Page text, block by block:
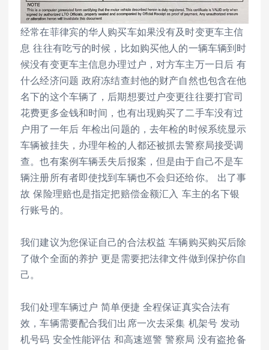
经常在菲律宾的华人购买车如果没有及时变更车主信
息 往往有吃亏的时候，比如购买他人的一辆车辆到时
候没有变更车主信息办理过户，对方车主万一日后 有
什么经济问题 政府冻结查封他的财产自然也包含在他
名下的这个车辆了，后期想要过户变更往往要打官司
花费更多金钱和时间，也有出现购买了二手车没有过
户用了一年后 年检出问题的，去年检的时候系统显示
车辆被挂失，办理年检的人都还被抓去警察局接受调
查。也有案例车辆丢失后报案，但是由于自己不是车
辆注册所有者即使找到车辆也不会归还给你。 出了事
故 保险理赔也是指定把赔偿金额汇入 车主的名下银
行账号的。
我们建议为您保证自己的合法权益 车辆购买购买后除
了做个全面的养护 更是需要把法律文件做到保护你自
己。
我们处理车辆过户 简单便捷 全程保证真实合法有
效，车辆需要配合我们出席一次去采集 机架号 发动
机号码 安全性能评估 和高速巡警 警察局 没有盗抢备